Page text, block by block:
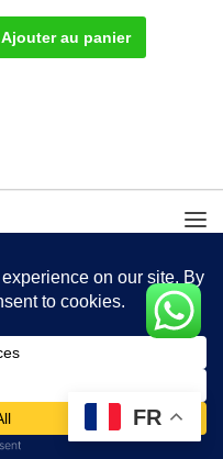
Ajouter au panier
FR